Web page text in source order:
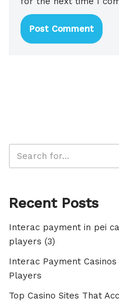
Recent Posts
Interac payment in pei
players (3)
Interac Payment
Players
Top Casino Sites That